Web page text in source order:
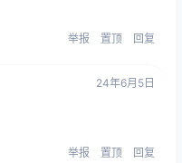
举报 置顶 回复
24年6月5日
举报 置顶 回复